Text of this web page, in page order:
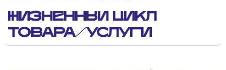
ЖИЗНЕННЫЙ ЦИКЛ
ТОВАРА/УСЛУГИ